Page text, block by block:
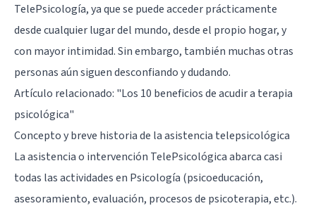
TelePsicología, ya que se puede acceder prácticamente
desde cualquier lugar del mundo, desde el propio hogar, y
con mayor intimidad. Sin embargo, también muchas otras
personas aún siguen desconfiando y dudando.
Artículo relacionado: "Los 10 beneficios de acudir a terapia
psicológica"
Concepto y breve historia de la asistencia telepsicológica
La asistencia o intervención TelePsicológica abarca casi
todas las actividades en Psicología (psicoeducación,
asesoramiento, evaluación, procesos de psicoterapia, etc.).